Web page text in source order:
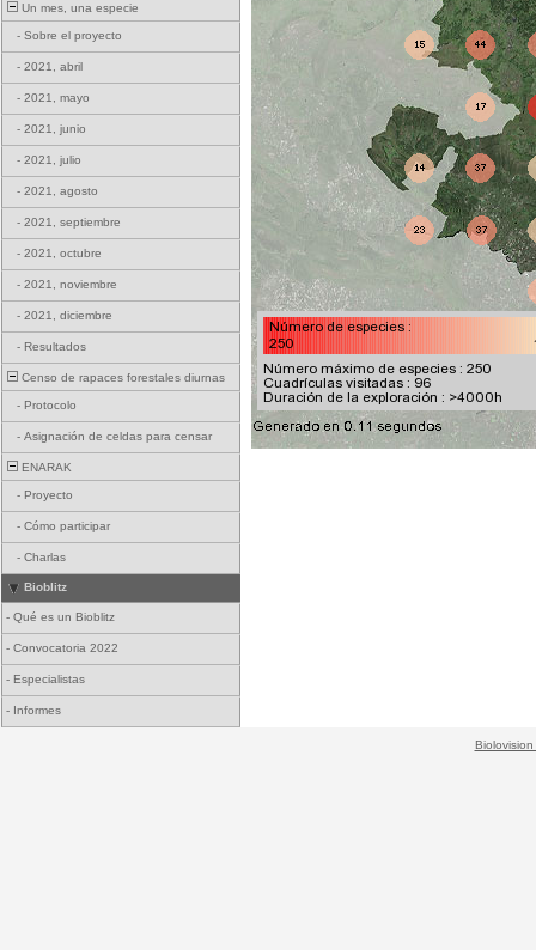
Un mes, una especie
- Sobre el proyecto
- 2021, abril
- 2021, mayo
- 2021, junio
- 2021, julio
- 2021, agosto
- 2021, septiembre
- 2021, octubre
- 2021, noviembre
- 2021, diciembre
- Resultados
Censo de rapaces forestales diurnas
- Protocolo
- Asignación de celdas para censar
ENARAK
- Proyecto
- Cómo participar
- Charlas
Bioblitz
- Qué es un Bioblitz
- Convocatoria 2022
- Especialistas
- Informes
Biolovision